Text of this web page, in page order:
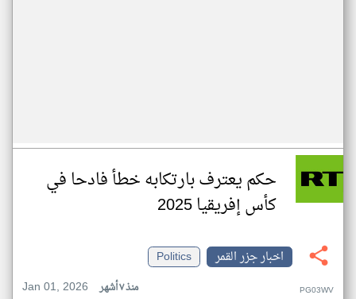
حكم يعترف بارتكابه خطأ فادحا في
كأس إفريقيا 2025
اخبار جزر القمر
Politics
Jan 01, 2026
منذ ٧ أشهر PG03WV